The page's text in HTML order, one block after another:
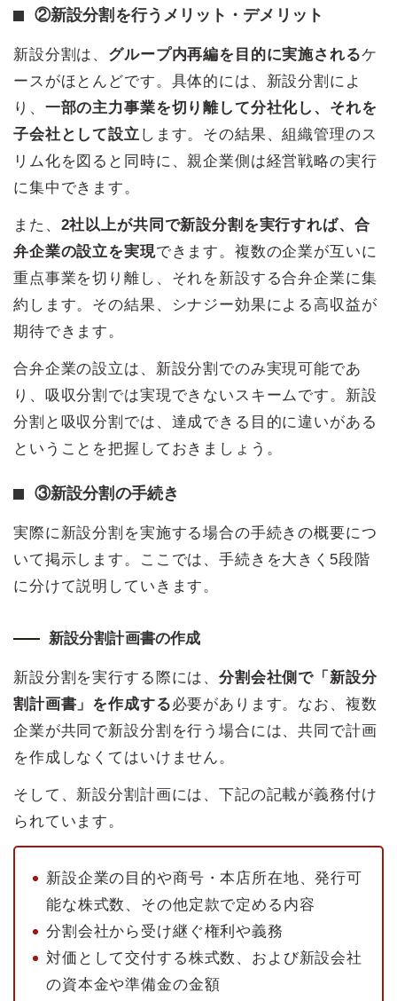
②新設分割を行うメリット・デメリット
新設分割は、 グループ内再編を目的に実施されるケ
ースがほとんどです。具体的には、新設分割によ
り、 一部の主力事業を切り離して分社化し、それを
子会社として設立 します。その結果、組織管理のス
リム化を図ると同時に、親企業側は経営戦略の実行
に集中できます。
また、 2社以上が共同で新設分割を実行すれば、合
弁企業の設立を実現できます。複数の企業が互いに
重点事業を切り離し、それを新設する合弁企業に集
約します。その結果、シナジー効果による高収益が
期待できます。
合弁企業の設立は、新設分割でのみ実現可能であ
り、吸収分割では実現できないスキームです。新設
分割と吸収分割では、達成できる目的に違いがある
ということを把握しておきましょう。
③新設分割の手続き
実際に新設分割を実施する場合の手続きの概要につ
いて掲示します。ここでは、手続きを大きく5段階
に分けて説明していきます。
新設分割計画書の作成
新設分割を実行する際には、分割会社側で「新設分
割計画書」を作成する必要があります。なお、複数
企業が共同で新設分割を行う場合には、共同で計画
を作成しなくてはいけません。
そして、新設分割計画には、下記の記載が義務付け
られています。
新設企業の目的や商号・本店所在地、発行可
能な株式数、その他定款で定める内容
分割会社から受け継ぐ権利や義務
対価として交付する株式数、および新設会社
の資本金や準備金の金額